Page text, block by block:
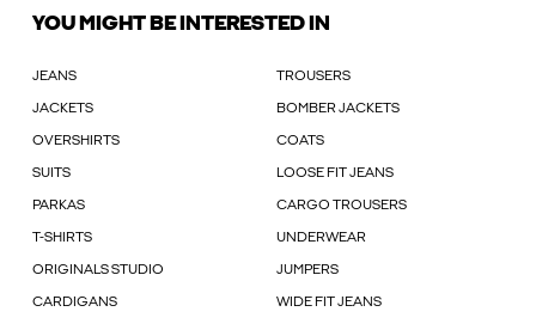
YOU MIGHT BE INTERESTED IN
JEANS TROUSERS
JACKETS BOMBER JACKETS
OVERSHIRTS COATS
SUITS LOOSE FIT JEANS
PARKAS CARGO TROUSERS
T-SHIRTS UNDERWEAR
ORIGINALS STUDIO JUMPERS
CARDIGANS WIDE FIT JEANS